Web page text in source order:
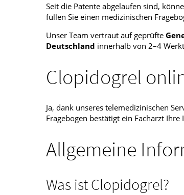
Seit die Patente abgelaufen sind,
füllen Sie einen medizinischen
Unser Team vertraut auf geprüfte
Deutschland innerhalb von 2–4
Clopidogrel
Ja, dank unseres telemedizinischen
Fragebogen bestätigt ein Facharzt
Allgemeine
Was ist Clopidogrel?